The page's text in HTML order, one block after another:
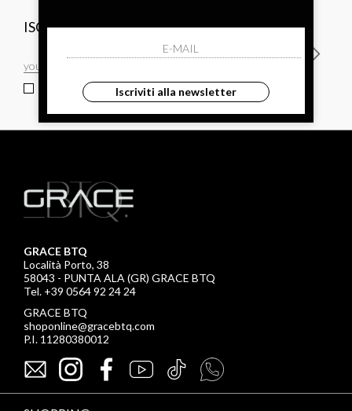
ISCRIVITI ALLA NEWSLETTER
ho letto ed accettato le condizioni sulla privacy.
GRACE BTQ
Località Porto, 38
58043 - PUNTA ALA (GR) GRACE BTQ
Tel. +39 0564 92 24 24
GRACE BTQ
shoponline@gracebtq.com
P.I. 11280380012
Iscriviti alla newsletter